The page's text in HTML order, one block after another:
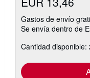
Gastos de envío
Se envía dentro de
Cantidad disponible: